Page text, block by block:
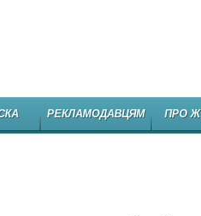
РЕКЛАМОДАВЦЯМ ПРО